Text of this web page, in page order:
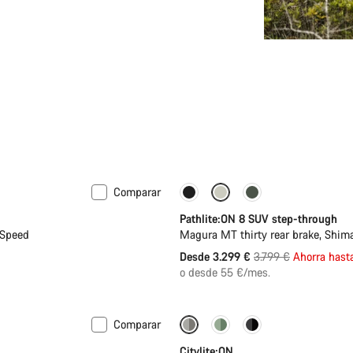
Comparar -13%
Disponible
Pathlite:ON 8 SUV step-through
Magura MT thirty rear brake,
Desde 3.299 € Precio
original
3.799 € Ahorra
o desde 55 €/mes.
Comparar Performance Line